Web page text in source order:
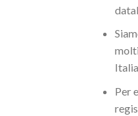
Per